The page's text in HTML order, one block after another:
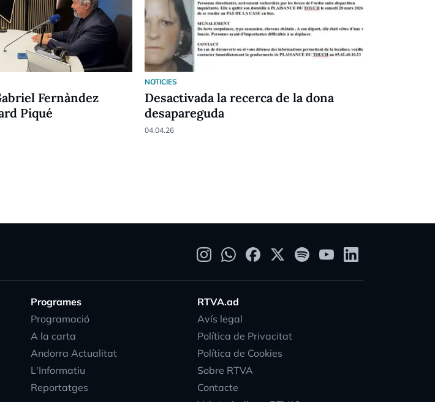
Fernàndez
Piqué
NOTICIES
Desactivada la recerca de la dona
desapareguda
04.04.26
Programes
Programació
A la carta
Andorra Actualitat
L'Informatiu
Reportatges
RTVA.ad
Avís legal
Política de Privacitat
Política de Cookies
Sobre RTVA
Contacte